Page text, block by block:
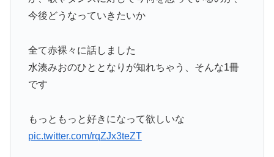
今後どうなっていきたいか
全て赤裸々に話しました
水湊みおのひととなりが知れちゃう、そんな1冊
です
もっともっと好きになって欲しいな
pic.twitter.com/rqZJx3teZT